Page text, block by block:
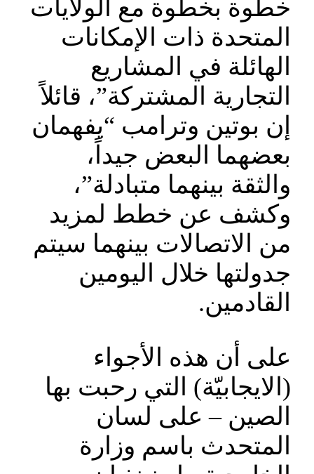
خطوة بخطوة مع الولايات
المتحدة ذات الإمكانات
الهائلة في المشاريع
التجارية المشتركة”، قائلاً
إن بوتين وترامب “يفهمان
بعضهما البعض جيداً،
والثقة بينهما متبادلة”،
وكشف عن خطط لمزيد
من الاتصالات بينهما سيتم
جدولتها خلال اليومين
القادمين.
على أن هذه الأجواء
(الايجابيّة) التي رحبت بها
الصين – على لسان
المتحدث باسم وزارة